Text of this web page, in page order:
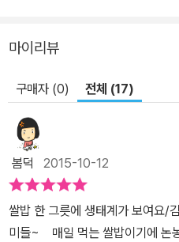
마이리뷰
구매자 (0) 전체 (17)
봄덕 2015-10-12
쌀밥 한 그릇에 생태계가 보여요/
미들~ 매일 먹는 쌀밥이기에 논농사를 짓는 농부들의 노고에 감사